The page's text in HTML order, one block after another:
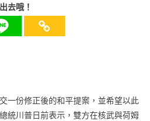
去哦！
一份修正後的和平提案，並希望以此
統川普日前表示，雙方在核武與荷姆